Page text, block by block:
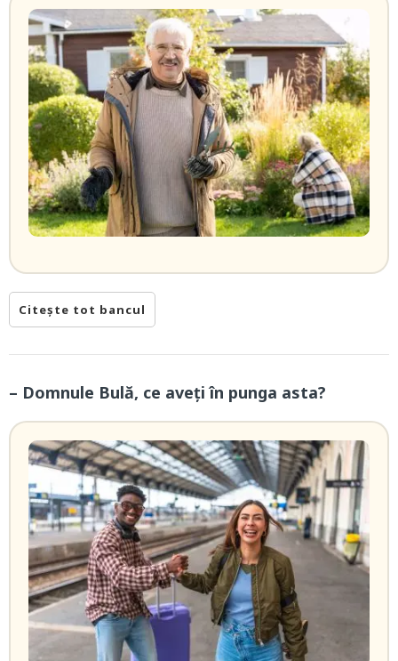
Citește tot bancul
– Domnule Bulă, ce aveți în punga asta?